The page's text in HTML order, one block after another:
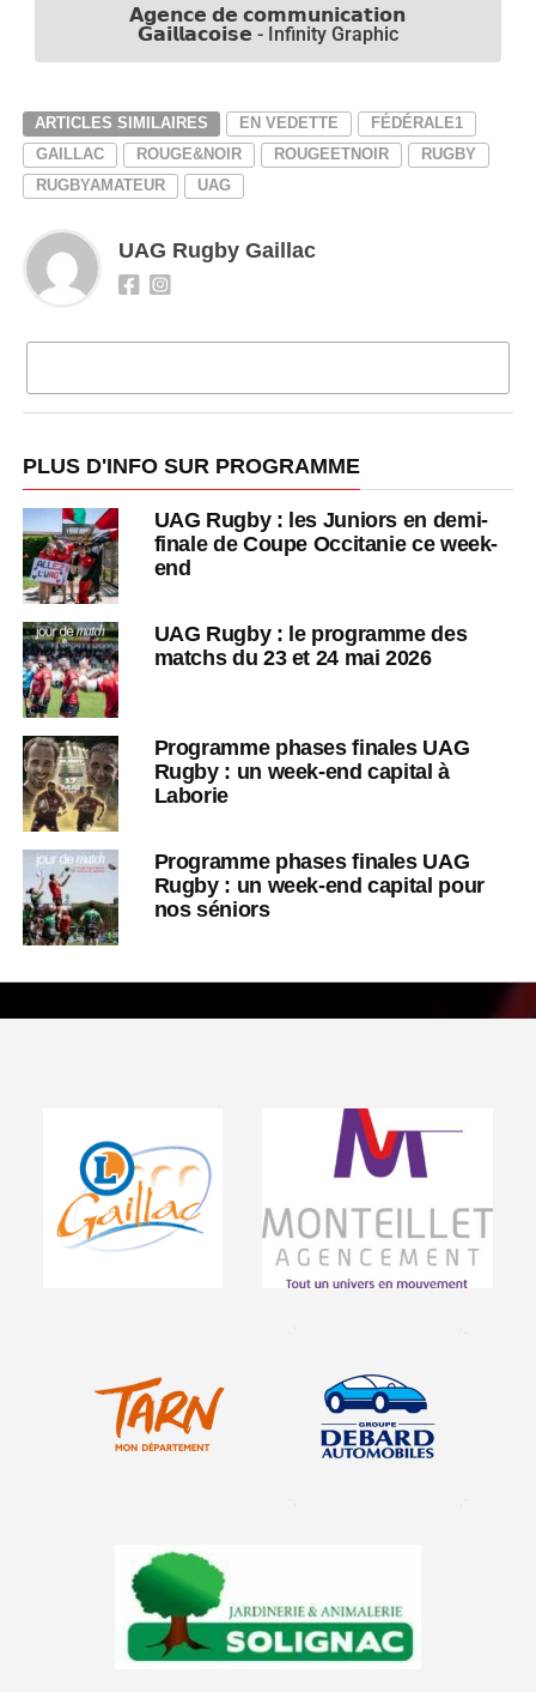
𝗔𝗴𝗲𝗻𝗰𝗲 𝗱𝗲 𝗰𝗼𝗺𝗺𝘂𝗻𝗶𝗰𝗮𝘁𝗶𝗼𝗻
𝗚𝗮𝗶𝗹𝗹𝗮𝗰𝗼𝗶𝘀𝗲 - Infinity Graphic
ARTICLES SIMILAIRES EN VEDETTE
FÉDÉRALE1
GAILLAC
ROUGE&NOIR ROUGEETNOIR
RUGBY
RUGBYAMATEUR
UAG
UAG Rugby Gaillac
PLUS D'INFO SUR PROGRAMME
UAG Rugby : les Juniors en demi-
finale de Coupe Occitanie ce week-
end
UAG Rugby : le programme des
matchs du 23 et 24 mai 2026
Programme phases finales UAG
Rugby : un week-end capital à
Laborie
Programme phases finales UAG
Rugby : un week-end capital pour
nos séniors